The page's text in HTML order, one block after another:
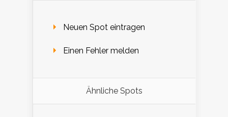
Neuen Spot eintragen
Einen Fehler melden
Ähnliche Spots